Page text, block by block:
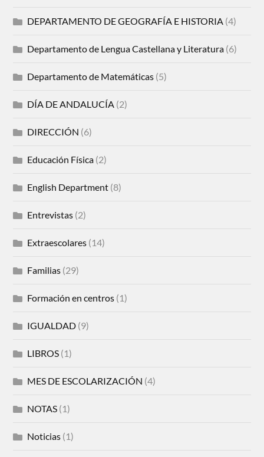
DEPARTAMENTO DE GEOGRAFÍA E HISTORIA (4)
Departamento de Lengua Castellana y Literatura (6)
Departamento de Matemáticas (5)
DÍA DE ANDALUCÍA (2)
DIRECCIÓN (6)
Educación Física (2)
English Department (8)
Entrevistas (2)
Extraescolares (14)
Familias (29)
Formación en centros (1)
IGUALDAD (9)
LIBROS (1)
MES DE ESCOLARIZACIÓN (4)
NOTAS (1)
Noticias (1)